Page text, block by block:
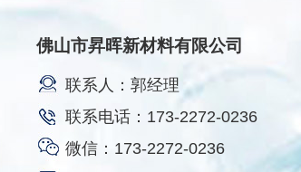
佛山市昇晖新材料有限公司
联系人：郭经理
联系电话：173-2272-0236
微信：173-2272-0236